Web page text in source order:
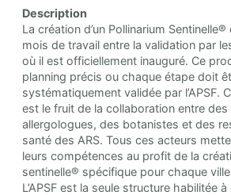
Description
La création d’un Pollinarium
mois de travail entre la validation par
où il est officiellement inauguré. Ce
planning précis ou chaque étape doit
systématiquement validée par l’APSF.
est le fruit de la collaboration entre des
allergologues, des botanistes et des
santé des ARS. Tous ces acteurs
leurs compétences au profit de la
sentinelle® spécifique pour chaque
L’APSF est la seule structure habilitée